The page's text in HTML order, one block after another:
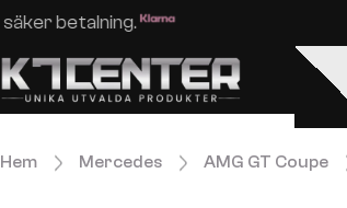
Enkel och säker betalning.
Hem Mercedes AMG GT Coupe